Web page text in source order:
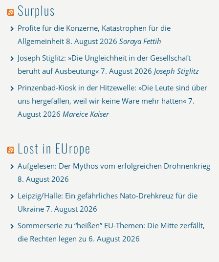
Surplus
Profite für die Konzerne, Katastrophen für die
Allgemeinheit 8. August 2026 Soraya Fettih
Joseph Stiglitz: »Die Ungleichheit in der Gesellschaft
beruht auf Ausbeutung« 7. August 2026 Joseph Stiglitz
Prinzenbad-Kiosk in der Hitzewelle: »Die Leute sind über
uns hergefallen, weil wir keine Ware mehr hatten« 7.
August 2026 Mareice Kaiser
Lost in EUrope
Aufgelesen: Der Mythos vom erfolgreichen Drohnenkrieg
8. August 2026
Leipzig/Halle: Ein gefährliches Nato-Drehkreuz für die
Ukraine 7. August 2026
Sommerserie zu “heißen” EU-Themen: Die Mitte zerfällt,
die Rechten legen zu 6. August 2026